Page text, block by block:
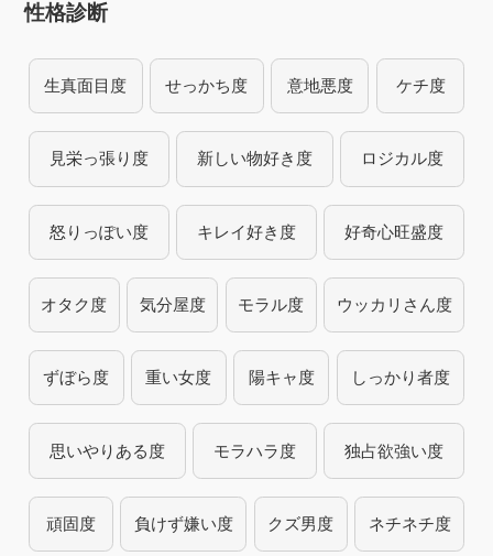
性格診断
生真面目度 せっかち度 意地悪度 ケチ度
見栄っ張り度 新しい物好き度 ロジカル度
怒りっぽい度 キレイ好き度 好奇心旺盛度
オタク度 気分屋度 モラル度 ウッカリさん度
ずぼら度 重い女度 陽キャ度 しっかり者度
思いやりある度 モラハラ度 独占欲強い度
頑固度 負けず嫌い度 クズ男度 ネチネチ度